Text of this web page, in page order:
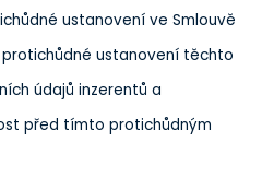
ustanovení ve Smlouvě
ustanovení těchto
údajů inzerentů a
před tímto protichůdným